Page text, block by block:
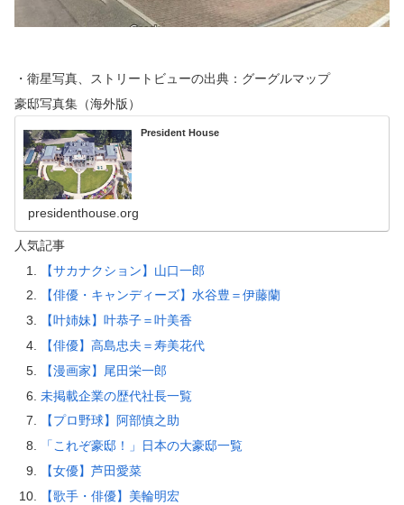
・衛星写真、ストリートビューの出典：グーグルマップ
豪邸写真集（海外版）
President House
presidenthouse.org
人気記事
【サカナクション】山口一郎
【俳優・キャンディーズ】水谷豊＝伊藤蘭
【叶姉妹】叶恭子＝叶美香
【俳優】高島忠夫＝寿美花代
【漫画家】尾田栄一郎
未掲載企業の歴代社長一覧
【プロ野球】阿部慎之助
「これぞ豪邸！」日本の大豪邸一覧
【女優】芦田愛菜
【歌手・俳優】美輪明宏